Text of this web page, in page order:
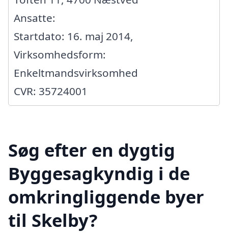
Ansatte:
Startdato: 16. maj 2014,
Virksomhedsform:
Enkeltmandsvirksomhed
CVR: 35724001
Søg efter en dygtig
Byggesagkyndig i de
omkringliggende byer
til Skelby?